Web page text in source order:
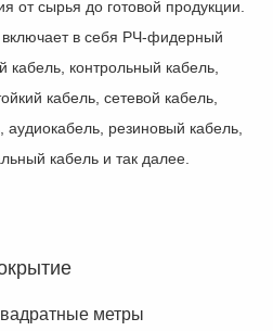
от сырья до готовой продукции.
в себя РЧ-фидерный
кабель, контрольный кабель,
кабель, сетевой кабель,
резиновый кабель,
кабель и так далее.
метры